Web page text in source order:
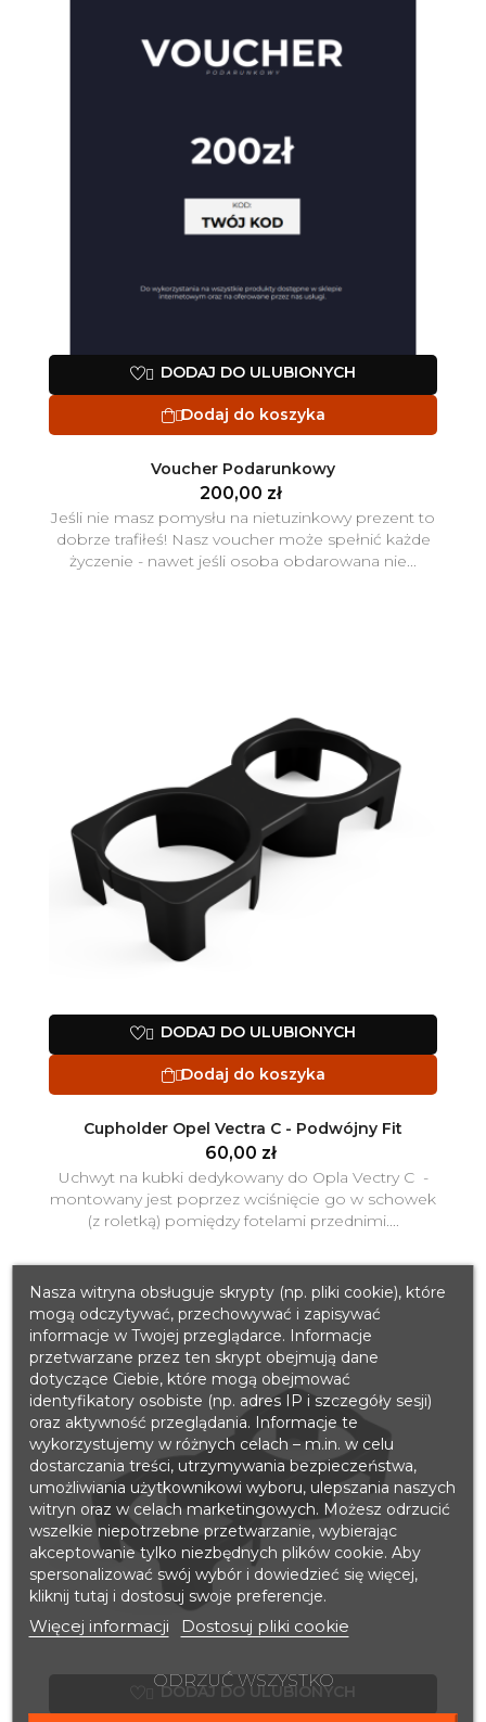
 DODAJ DO ULUBIONYCH
Dodaj do koszyka
Voucher Podarunkowy
200,00 zł
Jeśli nie masz pomysłu na nietuzinkowy prezent to
dobrze trafiłeś! Nasz voucher może spełnić każde
życzenie - nawet jeśli osoba obdarowana nie...
 DODAJ DO ULUBIONYCH
Dodaj do koszyka
Cupholder Opel Vectra C - Podwójny Fit
60,00 zł
Uchwyt na kubki dedykowany do Opla Vectry C -
montowany jest poprzez wciśnięcie go w schowek
(z roletką) pomiędzy fotelami przednimi....
DODAJ DO ULUBIONYCH
Nasza witryna obsługuje skrypty (np. pliki cookie), które
mogą odczytywać, przechowywać i zapisywać
informacje w Twojej przeglądarce. Informacje
przetwarzane przez ten skrypt obejmują dane
dotyczące Ciebie, które mogą obejmować
identyfikatory osobiste (np. adres IP i szczegóły sesji)
oraz aktywność przeglądania. Informacje te
wykorzystujemy w różnych celach – m.in. w celu
dostarczania treści, utrzymywania bezpieczeństwa,
umożliwiania użytkownikowi wyboru, ulepszania naszych
witryn oraz w celach marketingowych. Możesz odrzucić
wszelkie niepotrzebne przetwarzanie, wybierając
akceptowanie tylko niezbędnych plików cookie. Aby
spersonalizować swój wybór i dowiedzieć się więcej,
kliknij tutaj i dostosuj swoje preferencje.
Więcej informacji Dostosuj pliki cookie
ODRZUĆ WSZYSTKO